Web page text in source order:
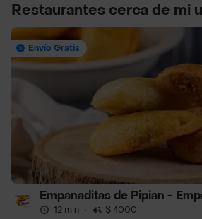
Restaurantes cerca de mi
Envío Gratis
Empanaditas de Pipian -
12 min · $ 4000